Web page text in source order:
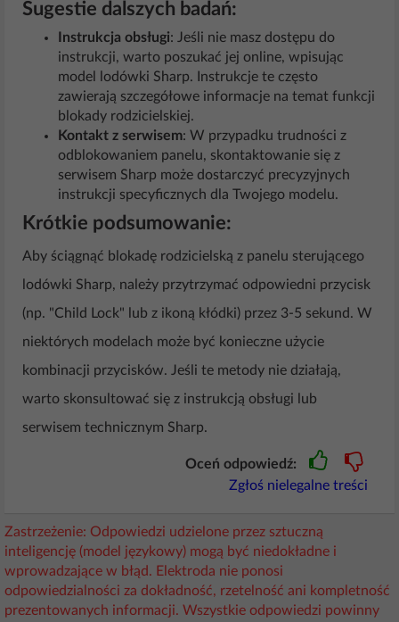
Sugestie dalszych badań:
Instrukcja obsługi: Jeśli nie masz dostępu do
instrukcji, warto poszukać jej online, wpisując
model lodówki Sharp. Instrukcje te często
zawierają szczegółowe informacje na temat funkcji
blokady rodzicielskiej.
Kontakt z serwisem: W przypadku trudności z
odblokowaniem panelu, skontaktowanie się z
serwisem Sharp może dostarczyć precyzyjnych
instrukcji specyficznych dla Twojego modelu.
Krótkie podsumowanie:
Aby ściągnąć blokadę rodzicielską z panelu sterującego
lodówki Sharp, należy przytrzymać odpowiedni przycisk
(np. "Child Lock" lub z ikoną kłódki) przez 3-5 sekund. W
niektórych modelach może być konieczne użycie
kombinacji przycisków. Jeśli te metody nie działają,
warto skonsultować się z instrukcją obsługi lub
serwisem technicznym Sharp.
Oceń odpowiedź:
Zgłoś nielegalne treści
Zastrzeżenie: Odpowiedzi udzielone przez sztuczną
inteligencję (model językowy) mogą być niedokładne i
wprowadzające w błąd. Elektroda nie ponosi
odpowiedzialności za dokładność, rzetelność ani kompletność
prezentowanych informacji. Wszystkie odpowiedzi powinny